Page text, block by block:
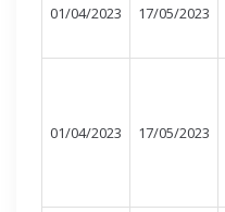
01/04/2023 17/05/2023
01/04/2023 17/05/2023